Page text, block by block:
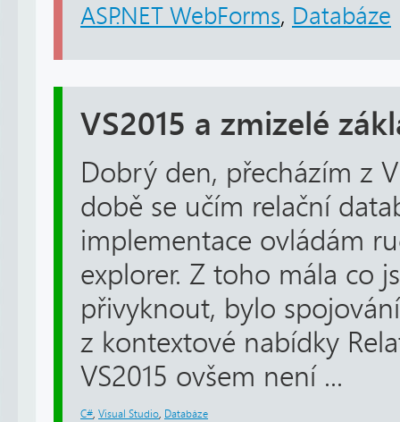
ASP.NET WebForms, Databáze
VS2015 a zmizelé
Dobrý den, přecházím z
době se učím relační
implementace ovládám
explorer. Z toho mála co
přivyknout, bylo
z kontextové nabídky
VS2015 ovšem není ...
C# Visual Studio Databáze